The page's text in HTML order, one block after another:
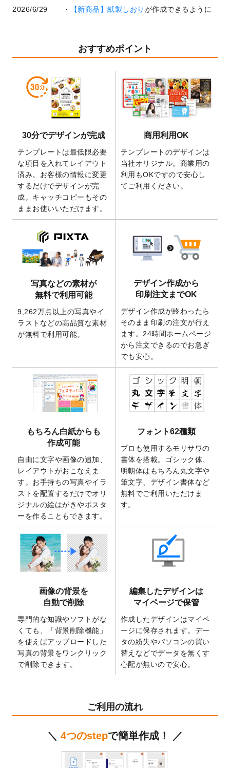
2026/6/29
【新商品】紙製しおり が作成できるように
業効率を上げる便利な操作方法3選！
開いたしました。
暑中見舞いのデザインテンプレート
しました。
2026/5/28
【新商品】マグネットステッカーが作成で
きるようになりました！
の全4ステップを解説！」を公開いたしまし
た。
2026/4/23
コラム「 画像の配置・差し替え・トリミン
グ」「テンプレート間でパーツを流用する
方法」を公開いたしました。
2026/4/21
アクリルキーホルダーのデザインテンプレ
ート を追加いたしました。
りました！
2025/12/22
【新商品】アクリルキーホルダーが作成で
きるようになりました！
2025/12/22
2026年版4月始まりのカレンダーデザイン
テンプレート
を公開いたしました。
開いたしました。
2025/9/30
【新商品】クリアファイルバッグ が作成で
きるようになりました！
2026年午年の年賀状デザインテンプレート
を公開いたしました。
2025/9/10
喪中はがき・寒中見舞いのデザインテンプ
レートを公開いたしました。
2025/8/1
9,160万点以上の写真やイラスト素材が無料
2025/7/30
キャンバスプリントのデザインテンプレー
トを追加いたしました。
2025/6/30
暑中見舞いのデザインテンプレートを追加
しました。
2025/6/27
キャンバスプリントのデザインテンプレー
トを追加いたしました。
2025/6/24
2026年版1月始まりのカレンダーデザイン
テンプレートを公開いたしました。
2025/6/9
「背景削除機能
」を実装しました。
2025/4/3
DMのデザインテンプレートを追加しまし
た。
を追加しました。
マスキングテープのデザインテンプレート
を追加しました。
2025/1/15
配置できるデータ形式が増えました。
（pdf、psd、eps、tifに対応）
2024/12/24
2025年版4月始まりのカレンダーデザイン
箔押し年賀状のデザインテンプレート
ステッカーのデザインテンプレート
しました。
2025年巳年の年賀状デザインテンプレート
おすすめポイント
30分でデザインが完成
テンプレートは最低限必要
な項目を入れてレイアウト
済み。お客様の情報に変更
するだけでデザインが完
成。キャッチコピーもその
ままお使いいただけます。
商用利用OK
テンプレートのデザインは
当社オリジナル。商業用の
利用もOKですので安心し
てご利用ください。
写真などの素材が
無料で利用可能
9,262万点以上の写真やイ
ラストなどの高品質な素材
が無料で利用可能。
デザイン作成から
印刷注文までOK
デザイン作成が終わったら
そのまま印刷の注文が行え
ます。24時間ホームページ
から注文できるのでお急ぎ
でも安心。
もちろん白紙からも
作成可能
自由に文字や画像の追加、
レイアウトがおこなえま
す。お手持ちの写真やイラ
ストを配置するだけでオリ
ジナルの絵はがきやポスタ
ーを作ることもできます。
フォント62種類
プロも使用するモリサワの
書体を搭載。ゴシック体、
明朝体はもちろん丸文字や
筆文字、デザイン書体など
無料でご利用いただけま
す。
画像の背景を
自動で削除
専門的な知識やソフトがな
くても、「背景削除機能」
を使えばアップロードした
写真の背景をワンクリック
で削除できます。
編集したデザインは
マイページで保管
作成したデザインはマイペ
ージに保存されます。デー
タの紛失やパソコンの買い
替えなどでデータを無くす
心配が無いので安心。
ご利用の流れ
＼ 4つのstepで簡単作成！ ／